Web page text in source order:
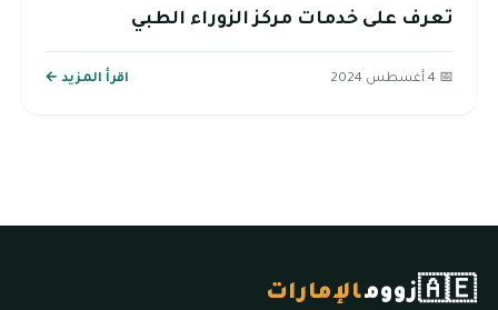
تعرف على خدمات مركز الزوراء الطبي
📅 4 أغسطس 2024 اقرأ المزيد ←
🇦🇪زوومالإمارات